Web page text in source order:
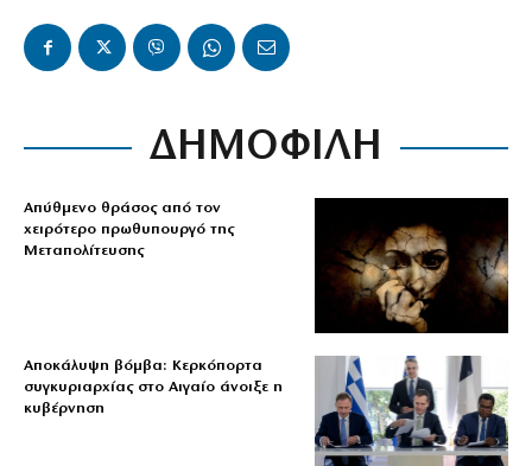
ΔΗΜΟΦΙΛΗ
Απύθμενο θράσος από τον
χειρότερο πρωθυπουργό της
Μεταπολίτευσης
Αποκάλυψη βόμβα: Κερκόπορτα
συγκυριαρχίας στο Αιγαίο άνοιξε η
κυβέρνηση